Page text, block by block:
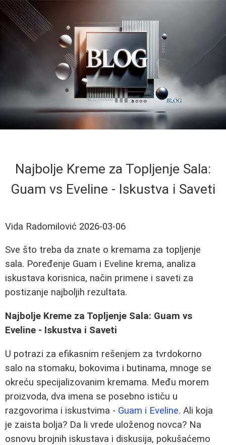
Najbolje Kreme za Topljenje Sala:
Guam vs Eveline - Iskustva i Saveti
Vida Radomilović 2026-03-06
Sve što treba da znate o kremama za topljenje
sala. Poređenje Guam i Eveline krema, analiza
iskustava korisnica, način primene i saveti za
postizanje najboljih rezultata.
Najbolje Kreme za Topljenje Sala: Guam vs
Eveline - Iskustva i Saveti
U potrazi za efikasnim rešenjem za tvrdokorno
salo na stomaku, bokovima i butinama, mnoge se
okreću specijalizovanim kremama. Među morem
proizvoda, dva imena se posebno ističu u
razgovorima i iskustvima - Guam i Eveline. Ali koja
je zaista bolja? Da li vrede uloženog novca? Na
osnovu brojnih iskustava i diskusija, pokušaćemo